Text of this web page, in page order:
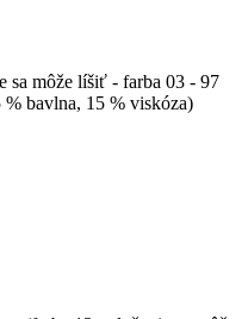
sa môže líšiť - farba 03 - 97
bavlna, 15 % viskóza)